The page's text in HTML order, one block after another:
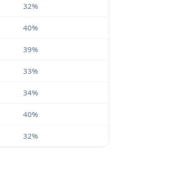
32%
40%
39%
33%
34%
40%
32%